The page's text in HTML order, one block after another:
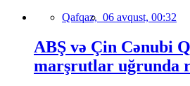
Qafqaz, 06 avqust, 00:32
ABŞ və Çin Cənubi
marşrutlar uğrunda